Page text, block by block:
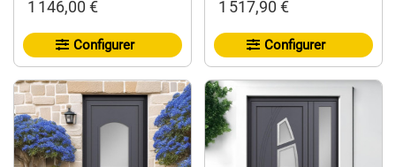
1 146,00 €
Configurer
1 517,90 €
Configurer